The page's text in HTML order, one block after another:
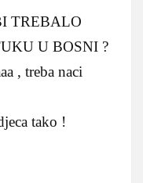
TREBALO
U BOSNI ?
, treba naci
tako !